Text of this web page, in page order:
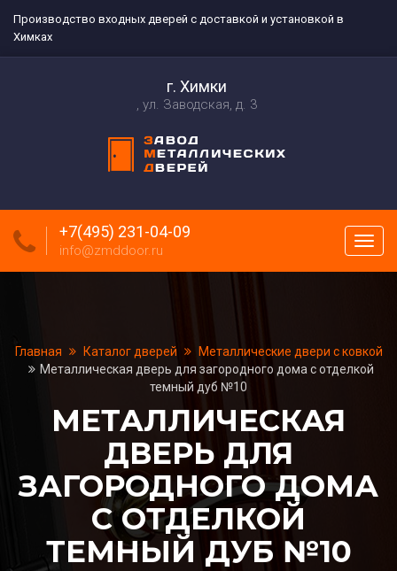
Производство входных дверей с доставкой и установкой в
Химках
г. Химки
ул. Заводская, д. 3
меню
+7(495) 231-04-09
info@zmddoor.ru
Главная Каталог дверей
Металлические двери с ковкой
Металлическая дверь для загородного дома с отделкой
темный дуб №10
МЕТАЛЛИЧЕСКАЯ
ДВЕРЬ ДЛЯ
ЗАГОРОДНОГО ДОМА
С ОТДЕЛКОЙ
ТЕМНЫЙ ДУБ №10